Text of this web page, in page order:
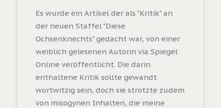
Es wurde ein Artikel der als "Kritik" an
der neuen Staffel "Diese
Ochsenknechts" gedacht war, von einer
weiblich gelesenen Autorin via Spiegel
Online veröffentlicht. Die darin
enthaltene Kritik sollte gewandt
wortwitzig sein, doch sie strotzte zudem
von misogynen Inhalten, die meine